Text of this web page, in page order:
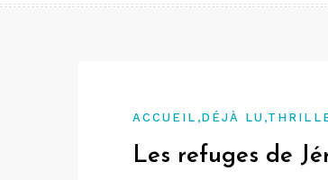
ACCUEIL ,DÉJÀ LU ,
Les refuges de